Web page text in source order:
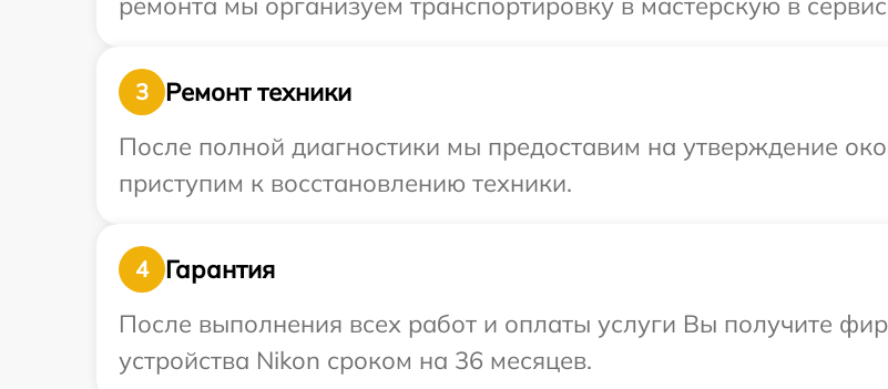
3
Ремонт техники
После полной диагностики мы предоставим на утверждение
приступим к восстановлению техники.
4
Гарантия
После выполнения всех работ и оплаты услуги Вы получите
устройства Nikon сроком на 36 месяцев.